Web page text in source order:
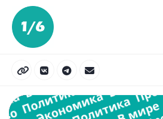
Перейти
содержанию